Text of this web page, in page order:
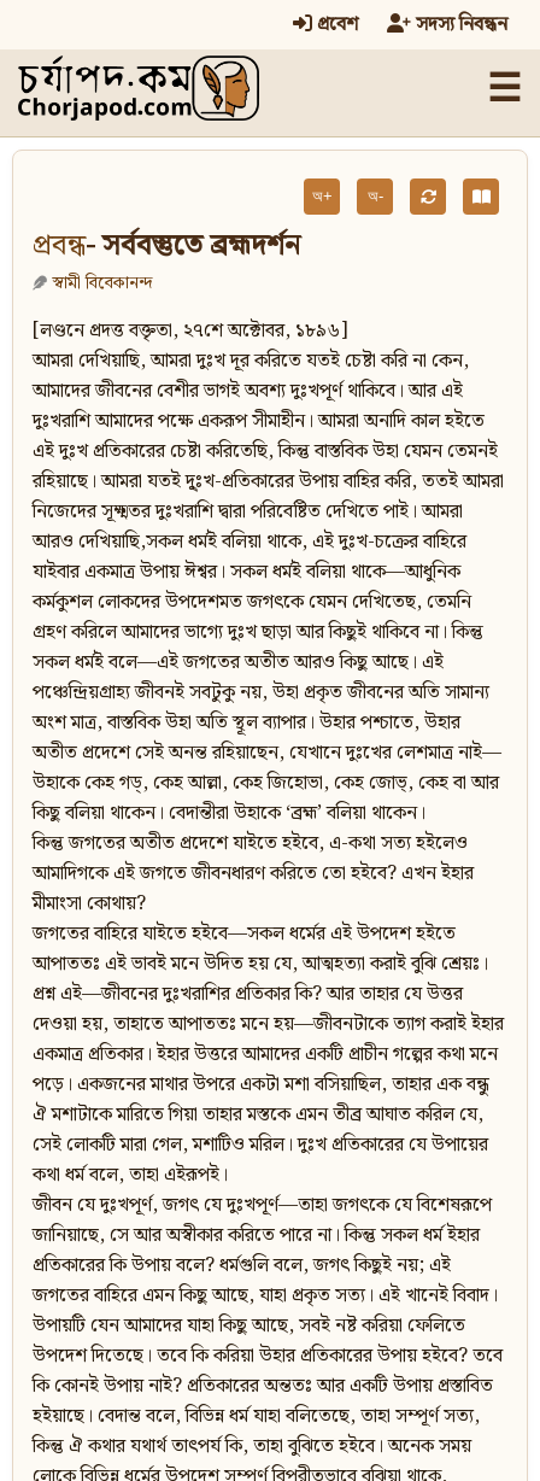
প্রবেশ সদস্য নিবন্ধন
☰
অ+ অ-
প্রবন্ধ- সর্ববস্তুতে ব্রহ্মদর্শন
স্বামী বিবেকানন্দ
[লণ্ডনে প্রদত্ত বক্তৃতা, ২৭শে অক্টোবর, ১৮৯৬]
আমরা দেখিয়াছি, আমরা দুঃখ দূর করিতে যতই চেষ্টা করি না কেন,
আমাদের জীবনের বেশীর ভাগই অবশ্য দুঃখপূর্ণ থাকিবে। আর এই
দুঃখরাশি আমাদের পক্ষে একরূপ সীমাহীন। আমরা অনাদি কাল হইতে
এই দুঃখ প্রতিকারের চেষ্টা করিতেছি, কিন্তু বাস্তবিক উহা যেমন তেমনই
রহিয়াছে। আমরা যতই দু্ঃখ-প্রতিকারের উপায় বাহির করি, ততই আমরা
নিজেদের সূক্ষ্মতর দুঃখরাশি দ্বারা পরিবেষ্টিত দেখিতে পাই। আমরা
আরও দেখিয়াছি,সকল ধর্মই বলিয়া থাকে, এই দুঃখ-চক্রের বাহিরে
যাইবার একমাত্র উপায় ঈশ্বর। সকল ধর্মই বলিয়া থাকে—আধুনিক
কর্মকুশল লোকদের উপদেশমত জগৎকে যেমন দেখিতেছ, তেমনি
গ্রহণ করিলে আমাদের ভাগ্যে দুঃখ ছাড়া আর কিছুই থাকিবে না। কিন্তু
সকল ধর্মই বলে—এই জগতের অতীত আরও কিছু আছে। এই
পঞ্চেন্দ্রিয়গ্রাহ্য জীবনই সবটুকু নয়, উহা প্রকৃত জীবনের অতি সামান্য
অংশ মাত্র, বাস্তবিক উহা অতি স্থূল ব্যাপার। উহার পশ্চাতে, উহার
অতীত প্রদেশে সেই অনন্ত রহিয়াছেন, যেখানে দুঃখের লেশমাত্র নাই—
উহাকে কেহ গড‍্, কেহ আল্লা, কেহ জিহোভা, কেহ জোভ‍্, কেহ বা আর
কিছু বলিয়া থাকেন। বেদান্তীরা উহাকে ‘ব্রহ্ম’ বলিয়া থাকেন।
কিন্তু জগতের অতীত প্রদেশে যাইতে হইবে, এ-কথা সত্য হইলেও
আমাদিগকে এই জগতে জীবনধারণ করিতে তো হইবে? এখন ইহার
মীমাংসা কোথায়?
জগতের বাহিরে যাইতে হইবে—সকল ধর্মের এই উপদেশ হইতে
আপাততঃ এই ভাবই মনে উদিত হয় যে, আত্মহত্যা করাই বুঝি শ্রেয়ঃ।
প্রশ্ন এই—জীবনের দুঃখরাশির প্রতিকার কি? আর তাহার যে উত্তর
দেওয়া হয়, তাহাতে আপাততঃ মনে হয়—জীবনটাকে ত্যাগ করাই ইহার
একমাত্র প্রতিকার। ইহার উত্তরে আমাদের একটি প্রাচীন গল্পের কথা মনে
পড়ে। একজনের মাথার উপরে একটা মশা বসিয়াছিল, তাহার এক বন্ধু
ঐ মশাটাকে মারিতে গিয়া তাহার মস্তকে এমন তীব্র আঘাত করিল যে,
সেই লোকটি মারা গেল, মশাটিও মরিল। দুঃখ প্রতিকারের যে উপায়ের
কথা ধর্ম বলে, তাহা এইরূপই।
জীবন যে দুঃখপূর্ণ, জগৎ যে দুঃখপূর্ণ—তাহা জগৎকে যে বিশেষরূপে
জানিয়াছে, সে আর অস্বীকার করিতে পারে না। কিন্তু সকল ধর্ম ইহার
প্রতিকারের কি উপায় বলে? ধর্মগুলি বলে, জগৎ কিছুই নয়; এই
জগতের বাহিরে এমন কিছু আছে, যাহা প্রকৃত সত্য। এই খানেই বিবাদ।
উপায়টি যেন আমাদের যাহা কিছু আছে, সবই নষ্ট করিয়া ফেলিতে
উপদেশ দিতেছে। তবে কি করিয়া উহার প্রতিকারের উপায় হইবে? তবে
কি কোনই উপায় নাই? প্রতিকারের অন্ততঃ আর একটি উপায় প্রস্তাবিত
হইয়াছে। বেদান্ত বলে, বিভিন্ন ধর্ম যাহা বলিতেছে, তাহা সম্পূর্ণ সত্য,
কিন্তু ঐ কথার যথার্থ তাৎপর্য কি, তাহা বুঝিতে হইবে। অনেক সময়